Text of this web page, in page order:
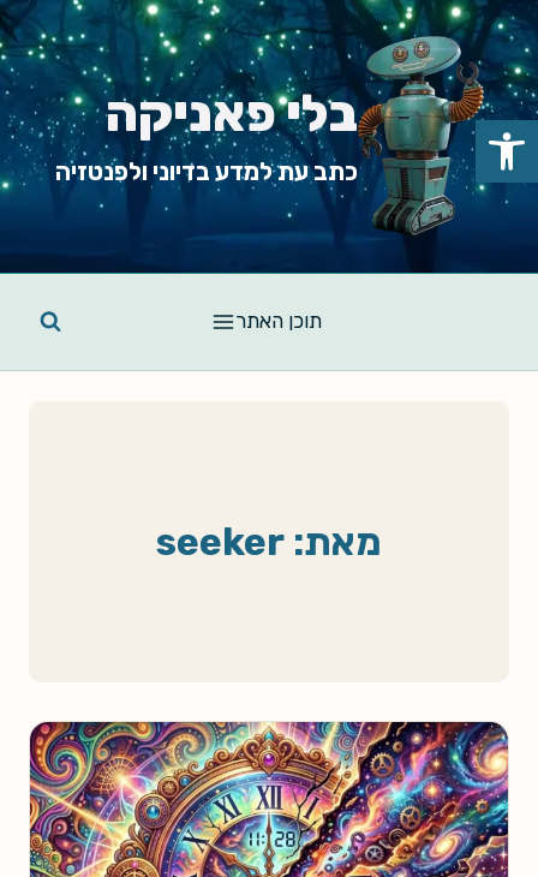
Skip
to
content
בלי פאניקה
כתב עת למדע בדיוני ולפנטזיה
תוכן האתר
מאת: seeker
פתח סרגל נגישות